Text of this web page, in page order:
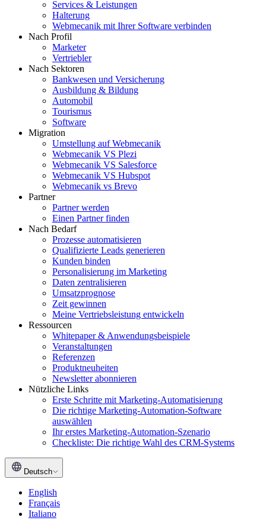
Services & Leistungen
Halterung
Webmecanik mit Ihrer Software verbinden
Nach Profil
Marketer
Vertriebler
Nach Sektoren
Bankwesen und Versicherung
Ausbildung & Bildung
Automobil
Tourismus
Software
Migration
Umstellung auf Webmecanik
Webmecanik VS Plezi
Webmecanik VS Salesforce
Webmecanik VS Hubspot
Webmecanik vs Brevo
Partner
Partner werden
Einen Partner finden
Nach Bedarf
Prozesse automatisieren
Qualifizierte Leads generieren
Kunden binden
Personalisierung im Marketing
Daten zentralisieren
Umsatzprognose
Zeit gewinnen
Meine Vertriebsleistung entwickeln
Ressourcen
Whitepaper & Anwendungsbeispiele
Veranstaltungen
Referenzen
Produktneuheiten
Newsletter abonnieren
Nützliche Links
Erste Schritte mit Marketing-Automatisierung
Die richtige Marketing-Automation-Software
auswählen
Ihr erstes Marketing-Automation-Szenario
Checkliste: Die richtige Wahl des CRM-Systems
Deutsch
English
Français
Italiano